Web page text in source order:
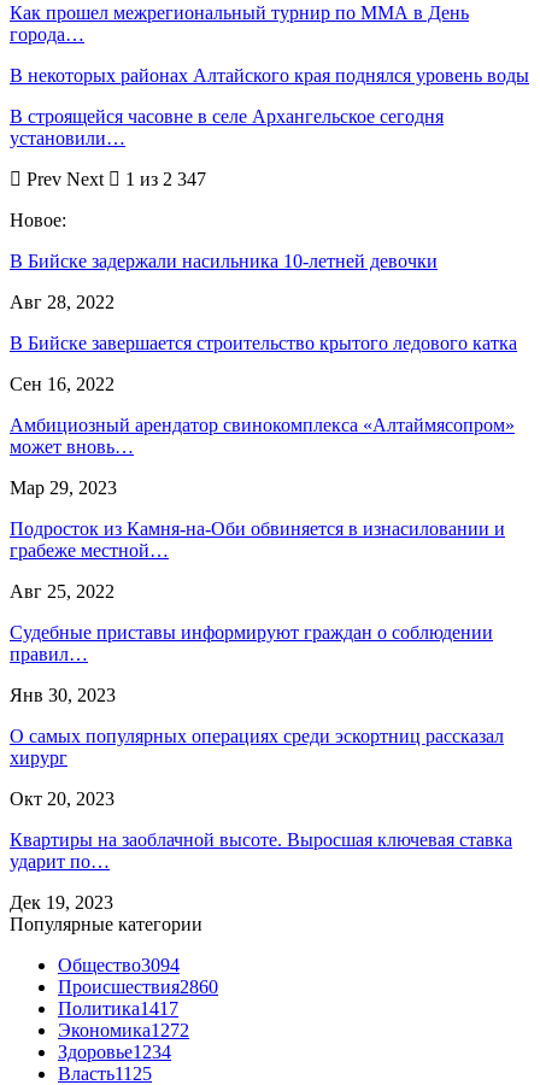
Как прошел межрегиональный турнир по ММА в День
города…
В некоторых районах Алтайского края поднялся уровень воды
В строящейся часовне в селе Архангельское сегодня
установили…
Prev Next
1 из 2 347
Новое:
В Бийске задержали насильника 10-летней девочки
Авг 28, 2022
В Бийске завершается строительство крытого ледового катка
Сен 16, 2022
Амбициозный арендатор свинокомплекса «Алтаймясопром»
может вновь…
Мар 29, 2023
Подросток из Камня-на-Оби обвиняется в изнасиловании и
грабеже местной…
Авг 25, 2022
Судебные приставы информируют граждан о соблюдении
правил…
Янв 30, 2023
О самых популярных операциях среди эскортниц рассказал
хирург
Окт 20, 2023
Квартиры на заоблачной высоте. Выросшая ключевая ставка
ударит по…
Дек 19, 2023
Популярные категории
Общество3094
Происшествия2860
Политика1417
Экономика1272
Здоровье1234
Власть1125